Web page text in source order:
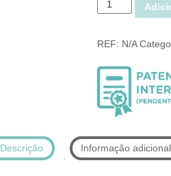
u
n
a
d
e
REF: N/A
Descrição Informação adicional